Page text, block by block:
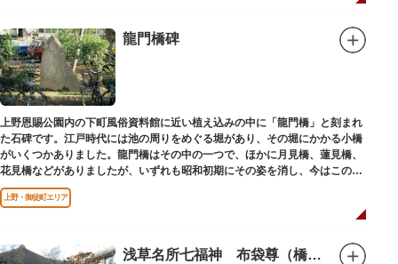
龍門橋碑
上野恩賜公園内の下町風俗資料館に近い植え込みの中に「龍門橋」と刻まれ
た石碑です。江戸時代には池の周りをめぐる堀があり、その堀にかかる小橋
がいくつかありました。龍門橋はその中の一つで、ほかに月見橋、蓮見橋、
花見橋などがありましたが、いずれも昭和初期にその姿を消し、今はこの石
碑にその名残がわずかに残るだけです。
上野・御徒町エリア
浅草名所七福神 布袋尊（橋場不動尊）